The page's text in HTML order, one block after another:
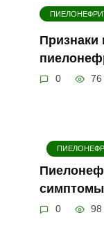
Признаки
0 76
симптомы
0 98